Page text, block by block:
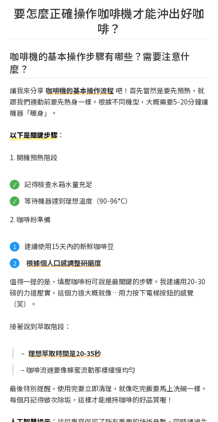
要怎麼正確操作咖啡機才能沖出好咖
啡？
咖啡機的基本操作步驟有哪些？需要注意什
麼？
讓我來分享 咖啡機的基本操作流程 吧！首先當然是要先預熱，就
跟我們運動前要先熱身一樣。根據不同機型，大概需要5-20分鐘讓
機器「暖身」。
以下是關鍵步驟 ：
1. 開機預熱階段
記得檢查水箱水量充足
等待機器達到理想溫度（90-96°C）
2. 咖啡粉準備
建議使用15天內的新鮮咖啡豆
根據個人口感調整研磨度
值得一提的是，填壓咖啡粉可說是最關鍵的步驟。我建議用20-30
磅的力道壓實，這個力道大概就像…用力按下電梯按鈕的感覺
（笑）。
接著說到萃取階段：
– 理想萃取時間是20-35秒
– 咖啡流速要像蜂蜜流動那樣緩慢均勻
最後特別提醒，使用完要立即清理，就像吃完飯要馬上洗碗一樣。
每個月記得做次除垢，這樣才能維持咖啡的好品質喔！